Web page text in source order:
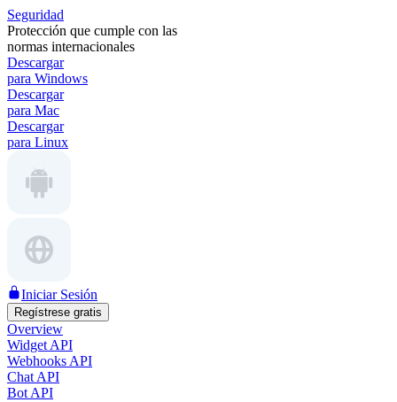
Seguridad
Protección que cumple con las
normas internacionales
Descargar
para Windows
Descargar
para Mac
Descargar
para Linux
Iniciar Sesión
Regístrese gratis
Overview
Widget API
Webhooks API
Chat API
Bot API